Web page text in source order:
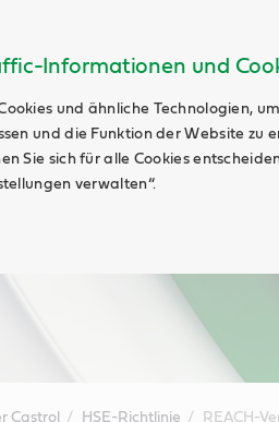
Informationen und
und ähnliche Technologien,
und die Funktion der Website zu
Sie sich für alle Cookies
verwalten“.
Castrol HSE-Richtlinie REACH-